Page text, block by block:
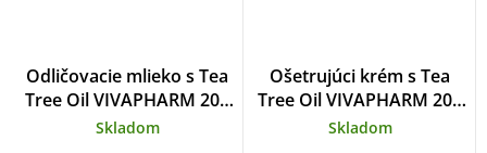
Odličovacie mlieko s Tea
Tree Oil VIVAPHARM 200
ml
Skladom
Ošetrujúci krém s Tea
Tree Oil VIVAPHARM 200
ml
Skladom